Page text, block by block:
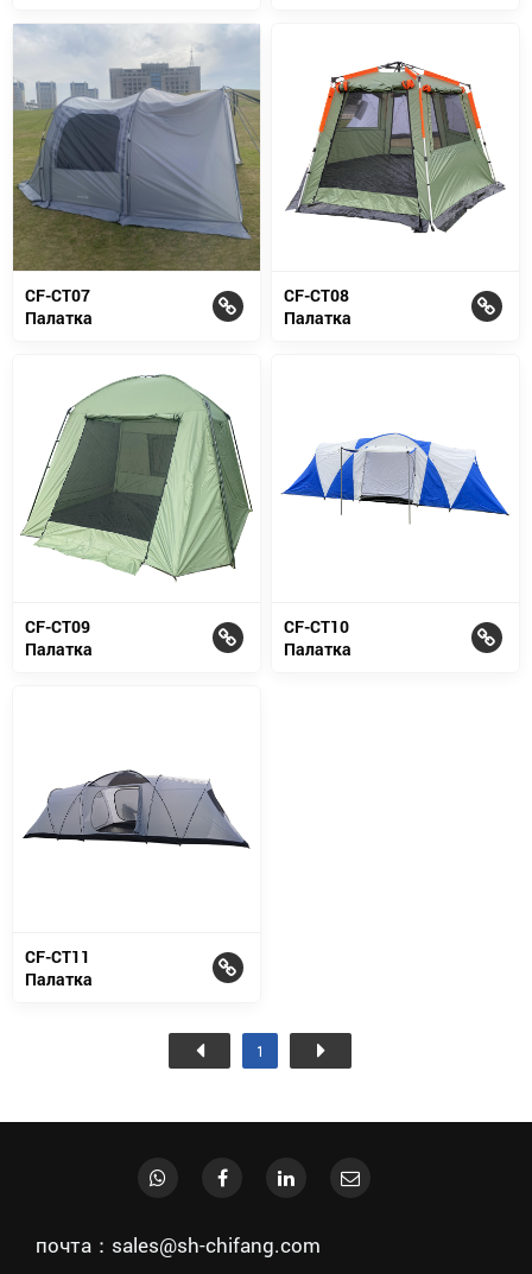
CF-CT07
Палатка
CF-CT08
Палатка
CF-CT09
Палатка
CF-CT10
Палатка
CF-CT11
Палатка
1
почта：sales@sh-chifang.com